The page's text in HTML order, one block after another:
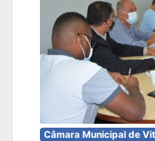
Câmara Municipal de